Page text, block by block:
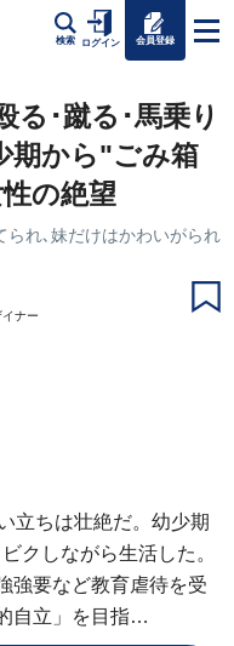
検索 ログイン 会員登録
る･蹴る･馬乗り
期から"ごみ箱
の絶望
れ､妹だけはかわいがられ
ナー
立ちは壮絶だ。幼少期
クしながら生活した。
強要など教育虐待を受
自立」を目指…